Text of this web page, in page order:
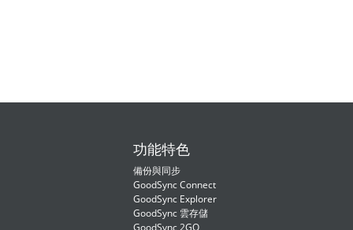
功能特色
備份與同步
GoodSync Connect
GoodSync Explorer
GoodSync 雲存儲
GoodSync 2GO